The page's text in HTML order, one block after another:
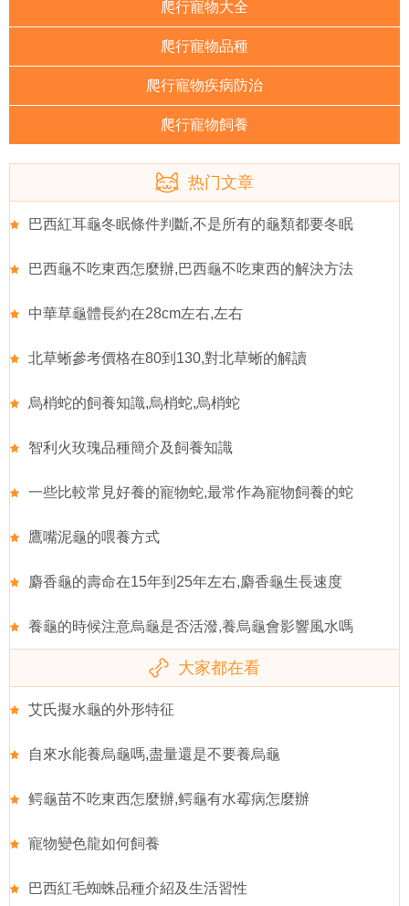
爬行寵物大全
爬行寵物品種
爬行寵物疾病防治
爬行寵物飼養
热门文章
巴西紅耳龜冬眠條件判斷,不是所有的龜類都要冬眠
巴西龜不吃東西怎麼辦,巴西龜不吃東西的解決方法
中華草龜體長約在28cm左右,左右
北草蜥參考價格在80到130,對北草蜥的解讀
烏梢蛇的飼養知識,烏梢蛇,烏梢蛇
智利火玫瑰品種簡介及飼養知識
一些比較常見好養的寵物蛇,最常作為寵物飼養的蛇
鷹嘴泥龜的喂養方式
麝香龜的壽命在15年到25年左右,麝香龜生長速度
養龜的時候注意烏龜是否活潑,養烏龜會影響風水嗎
大家都在看
艾氏擬水龜的外形特征
自來水能養烏龜嗎,盡量還是不要養烏龜
鳄龜苗不吃東西怎麼辦,鳄龜有水霉病怎麼辦
寵物變色龍如何飼養
巴西紅毛蜘蛛品種介紹及生活習性